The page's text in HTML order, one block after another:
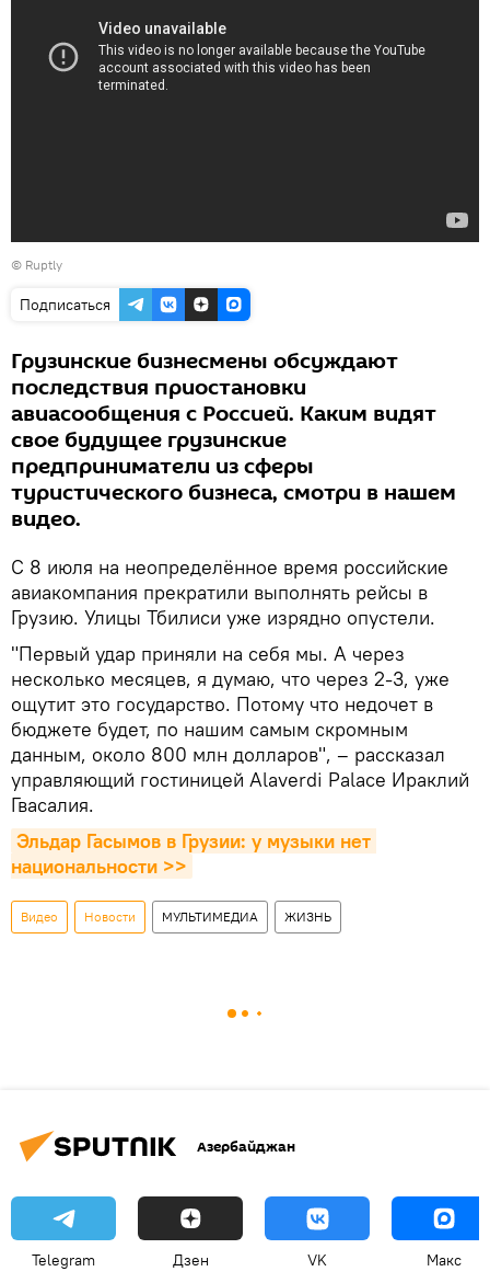
© Ruptly
Подписаться
Грузинские бизнесмены обсуждают
последствия приостановки
авиасообщения с Россией. Каким видят
свое будущее грузинские
предприниматели из сферы
туристического бизнеса, смотри в нашем
видео.
С 8 июля на неопределённое время российские
авиакомпания прекратили выполнять рейсы в
Грузию. Улицы Тбилиси уже изрядно опустели.
"Первый удар приняли на себя мы. А через
несколько месяцев, я думаю, что через 2-3, уже
ощутит это государство. Потому что недочет в
бюджете будет, по нашим самым скромным
данным, около 800 млн долларов", – рассказал
управляющий гостиницей Alaverdi Palace Ираклий
Гвасалия.
Эльдар Гасымов в Грузии: у музыки нет
национальности >>
Видео Новости МУЛЬТИМЕДИА ЖИЗНЬ
Азербайджан
Telegram Дзен VK Макс